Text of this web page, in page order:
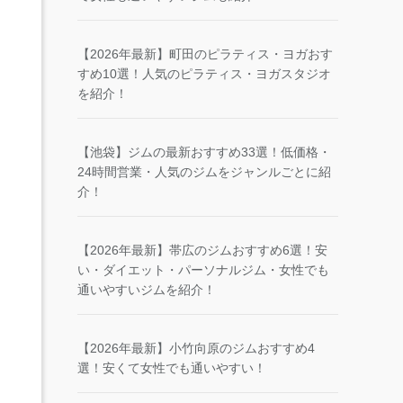
【2026年最新】町田のピラティス・ヨガおす
すめ10選！人気のピラティス・ヨガスタジオ
を紹介！
【池袋】ジムの最新おすすめ33選！低価格・
24時間営業・人気のジムをジャンルごとに紹
介！
【2026年最新】帯広のジムおすすめ6選！安
い・ダイエット・パーソナルジム・女性でも
通いやすいジムを紹介！
【2026年最新】小竹向原のジムおすすめ4
選！安くて女性でも通いやすい！